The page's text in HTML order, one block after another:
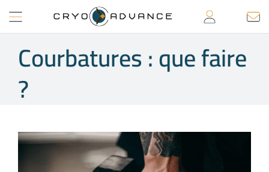
au
contenuCourbatures : que faire
?